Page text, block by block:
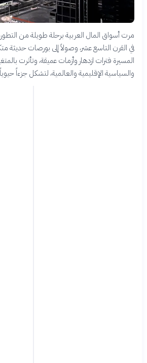
مرت أسواق المال العربية برحلة طويلة من
في القرن التاسع عشر، وصولاً إلى بورصات حديثة
المسيرة فترات ازدهار وأزمات عميقة، وتأثرت
والسياسية الإقليمية والعالمية، لتشكل جزءاً